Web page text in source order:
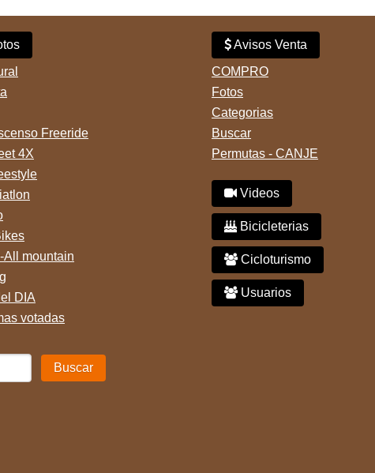
Freeride
4X
All mountain
DIA
votadas
Avisos Venta
COMPRO
Fotos
Categorias
Buscar
Permutas - CANJE
Videos
Bicicleterias
Cicloturismo
Usuarios
Buscar